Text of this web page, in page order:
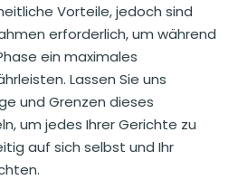
Vorteile, jedoch sind
erforderlich, um während
ein maximales
Lassen Sie uns
und Grenzen dieses
um jedes Ihrer Gerichte zu
auf sich selbst und Ihr